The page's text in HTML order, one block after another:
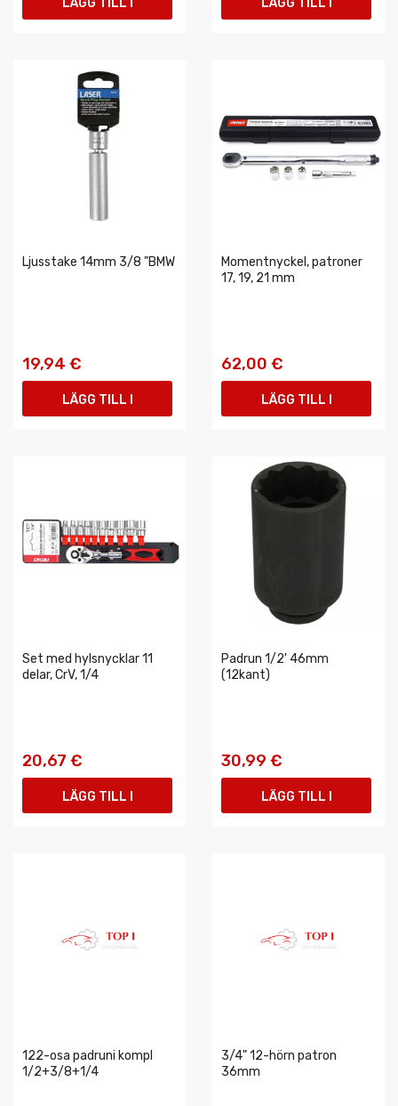
LÄGG TILL I LÄGG TILL I
Ljusstake 14mm 3/8 "BMW
19,94 €
LÄGG TILL I
Momentnyckel, patroner
17, 19, 21 mm
62,00 €
LÄGG TILL I
Set med hylsnycklar 11
delar, CrV, 1/4
20,67 €
LÄGG TILL I
Padrun 1/2' 46mm
(12kant)
30,99 €
LÄGG TILL I
122-osa padruni kompl
1/2+3/8+1/4
3/4" 12-hörn patron
36mm